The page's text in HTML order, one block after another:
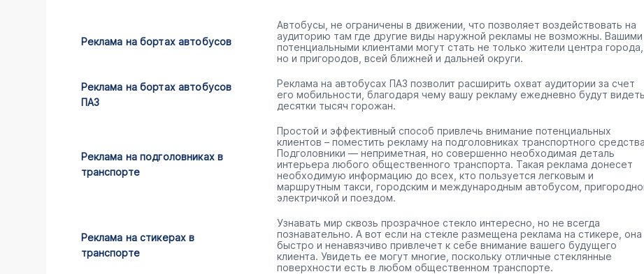
Реклама на бортах автобусов
Автобусы, не ограничены в движении, что позволяет воздействовать на
аудиторию там где другие виды наружной рекламы не возможны. Вашими
потенциальными клиентами могут стать не только жители центра города,
но и пригородов, всей ближней и дальней округи.
Реклама на бортах автобусов
ПАЗ
Реклама на автобусах ПАЗ позволит расширить охват аудитории за счет
его мобильности, благодаря чему вашу рекламу ежедневно будут видеть
десятки тысяч горожан.
Реклама на подголовниках в
транспорте
Простой и эффективный способ привлечь внимание потенциальных
клиентов – поместить рекламу на подголовниках транспортного
Подголовники — неприметная, но совершенно необходимая деталь
интерьера любого общественного транспорта. Такая реклама донесет
необходимую информацию до всех, кто пользуется легковым и
маршрутным такси, городским и международным автобусом,
электричкой и поездом.
Реклама на стикерах в
транспорте
Узнавать мир сквозь прозрачное стекло интересно, но не всегда
познавательно. А вот если на стекле размещена реклама на стикере, она
быстро и ненавязчиво привлечет к себе внимание вашего будущего
клиента. Увидеть ее могут многие, поскольку отличные стеклянные
поверхности есть в любом общественном транспорте.